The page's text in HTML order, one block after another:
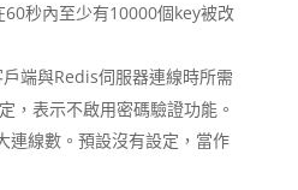
60秒內至少有10000個key被改
端與Redis伺服器連線時所需
，表示不啟用密碼驗證功能。
連線數。預設沒有設定，當作